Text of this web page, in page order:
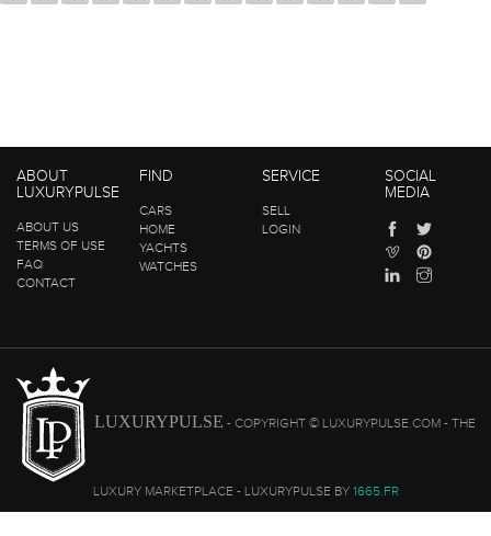
ABOUT
LUXURYPULSE
ABOUT US
TERMS OF USE
FAQ
CONTACT
FIND
CARS
HOME
YACHTS
WATCHES
SERVICE
SELL
LOGIN
SOCIAL
MEDIA
LUXURYPULSE - COPYRIGHT © LUXURYPULSE.COM - THE
LUXURY MARKETPLACE - LUXURYPULSE BY 1665.FR